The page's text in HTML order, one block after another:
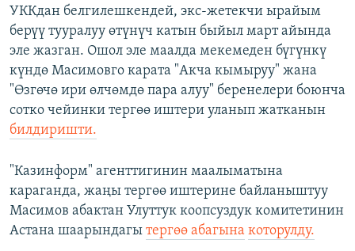
УККдан белгилешкендей, экс-жетекчи ырайым
берүү тууралуу өтүнүч катын быйыл март айында
эле жазган. Ошол эле маалда мекемеден бүгүнкү
күндө Масимовго карата "Акча кымыруу" жана
"Өзгөчө ири өлчөмдө пара алуу" беренелери боюнча
сотко чейинки тергөө иштери уланып жатканын
билдиришти.
"Казинформ" агенттигинин маалыматына
караганда, жаңы тергөө иштерине байланыштуу
Масимов абактан Улуттук коопсуздук комитетинин
Астана шаарындагы тергөө абагына которулду.